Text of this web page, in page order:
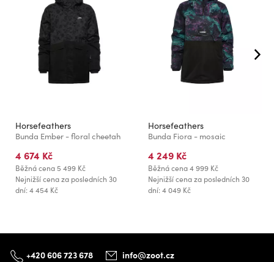
Horsefeathers
Bunda Ember - floral cheetah
4 674 Kč
Běžná cena5 499 Kč
Nejnižší cena za posledních 30
dní: 4 454 Kč
Horsefeathers
Bunda Fiora - mosaic
4 249 Kč
Běžná cena4 999 Kč
Nejnižší cena za posledních 30
dní: 4 049 Kč
+420 606 723 678 info@zoot.cz